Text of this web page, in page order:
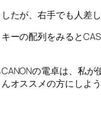
が、右手でも人差
の配列をみると
の電卓は、私
オススメの方にしよう